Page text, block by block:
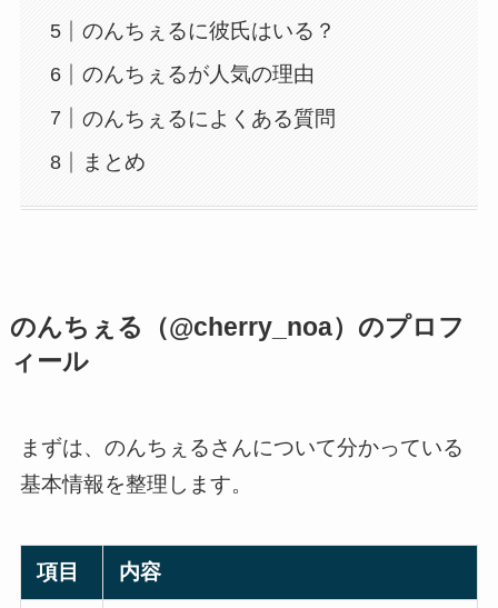
のんちぇるに彼氏はいる？
のんちぇるが人気の理由
のんちぇるによくある質問
まとめ
のんちぇる（@cherry_noa）のプロフ
ィール
まずは、のんちぇるさんについて分かっている
基本情報を整理します。
項目 内容